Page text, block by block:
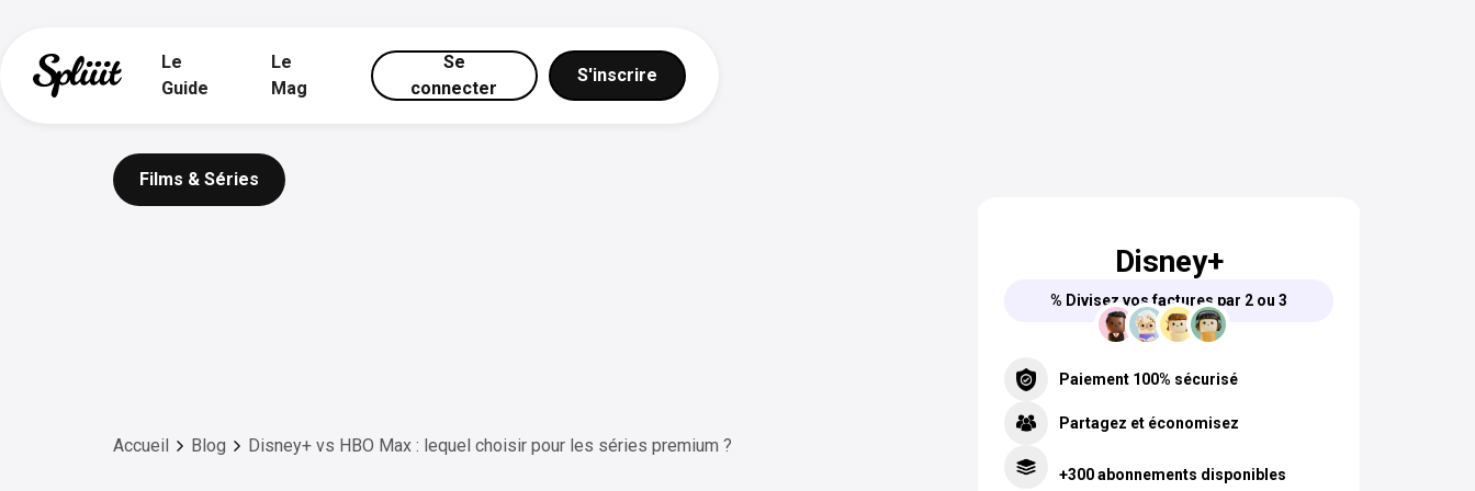
Le
Guide
Le
Mag
Se
connecter
S'inscrire
Films & Séries
Accueil Blog Disney+ vs HBO Max : lequel choisir pour les séries premium ?
Disney+
% Divisez vos factures par 2 ou 3
Paiement 100% sécurisé
Partagez et économisez
+300 abonnements disponibles